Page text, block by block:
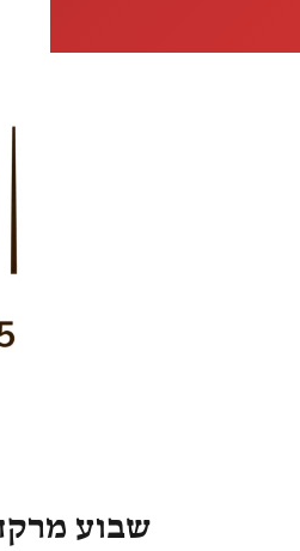
שבוע מרקחה 12 יוצא לדרך: